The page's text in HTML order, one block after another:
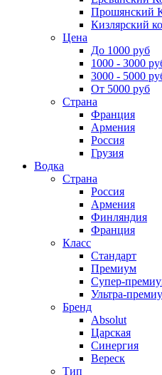
Прошянский
Кизлярский
Цена
До 1000 руб
1000 - 3000
3000 - 5000
От 5000 руб
Страна
Франция
Армения
Россия
Грузия
Водка
Страна
Россия
Армения
Финляндия
Франция
Класс
Стандарт
Премиум
Супер-
Ультра-
Бренд
Absolut
Царская
Синергия
Вереск
Тип